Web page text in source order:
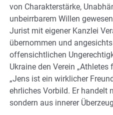
von Charakterstärke,
unbeirrbarem Willen
Jurist mit eigener Kanzlei
übernommen und
offensichtlichen
Ukraine den Verein „Athletes
„Jens ist ein wirklicher
ehrliches Vorbild. Er handelt
sondern aus innerer